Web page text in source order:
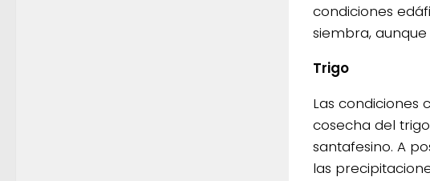
condiciones
siembra,
Trigo
Las condiciones
cosecha del
santafesino. A
las